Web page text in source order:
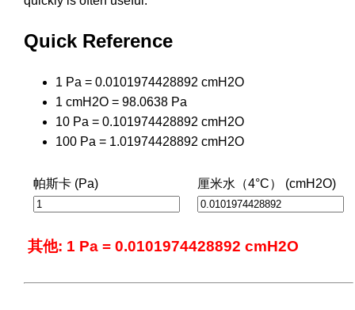
Quick Reference
1 Pa = 0.0101974428892 cmH2O
1 cmH2O = 98.0638 Pa
10 Pa = 0.101974428892 cmH2O
100 Pa = 1.01974428892 cmH2O
帕斯卡 (Pa) 厘米水（4°C） (cmH2O)
其他: 1 Pa = 0.0101974428892 cmH2O